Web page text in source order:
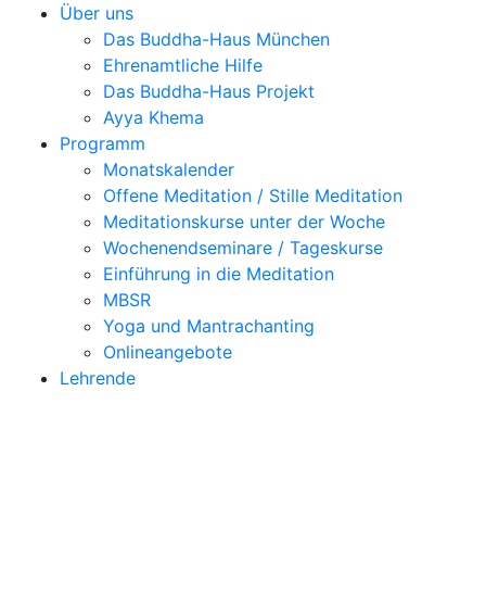
Über uns
Das Buddha-Haus München
Ehrenamtliche Hilfe
Das Buddha-Haus Projekt
Ayya Khema
Programm
Monatskalender
Offene Meditation / Stille Meditation
Meditationskurse unter der Woche
Wochenendseminare / Tageskurse
Einführung in die Meditation
MBSR
Yoga und Mantrachanting
Onlineangebote
Lehrende